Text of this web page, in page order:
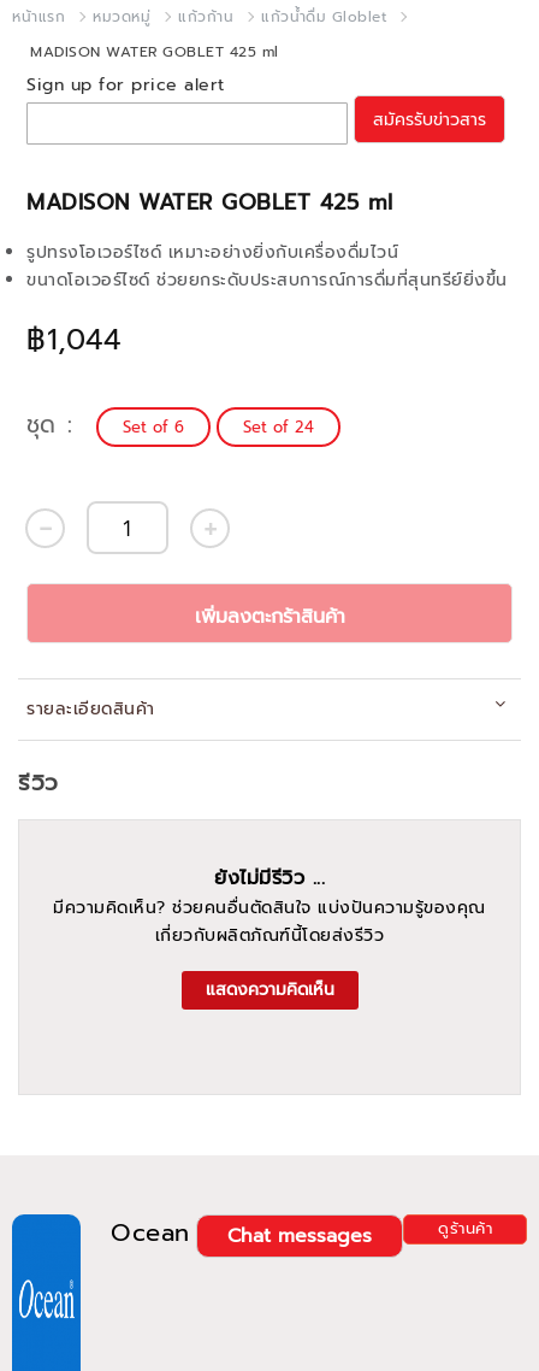
หน้าแรก หมวดหมู่ แก้วก้าน
แก้วน้ำดื่ม Globlet
MADISON WATER GOBLET 425 ml
MADISON WATER GOBLET 425 ml
฿1,044
รูปทรงโอเวอร์ไซด์ เหมาะอย่างยิ่งกับเครื่องดื่มไวน์
ขนาดโอเวอร์ไซด์ ช่วยยกระดับประสบการณ์การดื่มที่สุนทรีย์ยิ่งขึ้น
Sign up for price alert
สมัครรับข่าวสาร
ชุด Set of 6 Set of 24
เพิ่มลงตะกร้าสินค้า
รายละเอียดสินค้า
Ocean ดูร้านค้า
Chat messages
รีวิว
ยังไม่มีรีวิว ...
มีความคิดเห็น? ช่วยคนอื่นตัดสินใจ แบ่งปันความรู้ของคุณ
เกี่ยวกับผลิตภัณฑ์นี้โดยส่งรีวิว
แสดงความคิดเห็น